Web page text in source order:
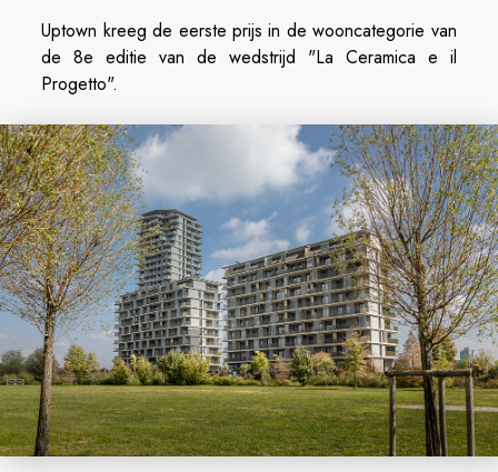
Uptown kreeg de eerste prijs in de wooncategorie van
de 8e editie van de wedstrijd "La Ceramica e il
Progetto".